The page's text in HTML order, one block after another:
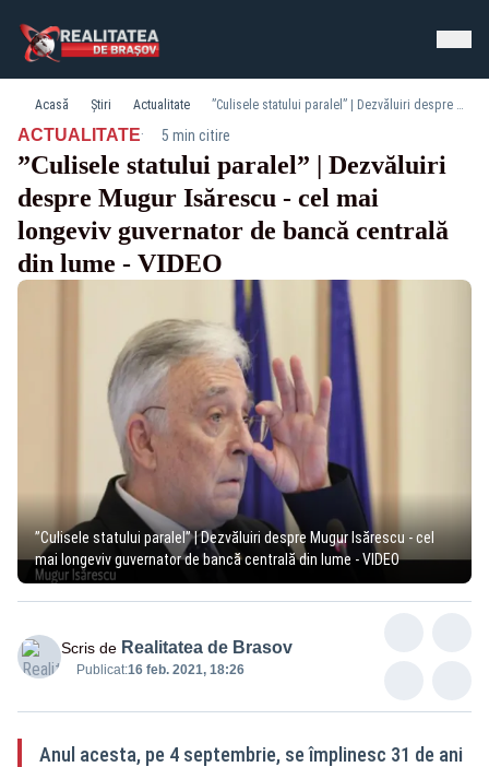
Acasă Știri Actualitate ”Culisele statului paralel” | Dezvăluiri despre Mugur Isărescu - cel mai longeviv guvernator de bancă centrală din lume - VIDEO
ACTUALITATE· 5 min citire
”Culisele statului paralel” | Dezvăluiri
despre Mugur Isărescu - cel mai
longeviv guvernator de bancă centrală
din lume - VIDEO
”Culisele statului paralel” | Dezvăluiri despre Mugur Isărescu - cel
mai longeviv guvernator de bancă centrală din lume - VIDEO
Scris de Realitatea de Brasov
Publicat:16 feb. 2021, 18:26
Anul acesta, pe 4 septembrie, se împlinesc 31 de ani